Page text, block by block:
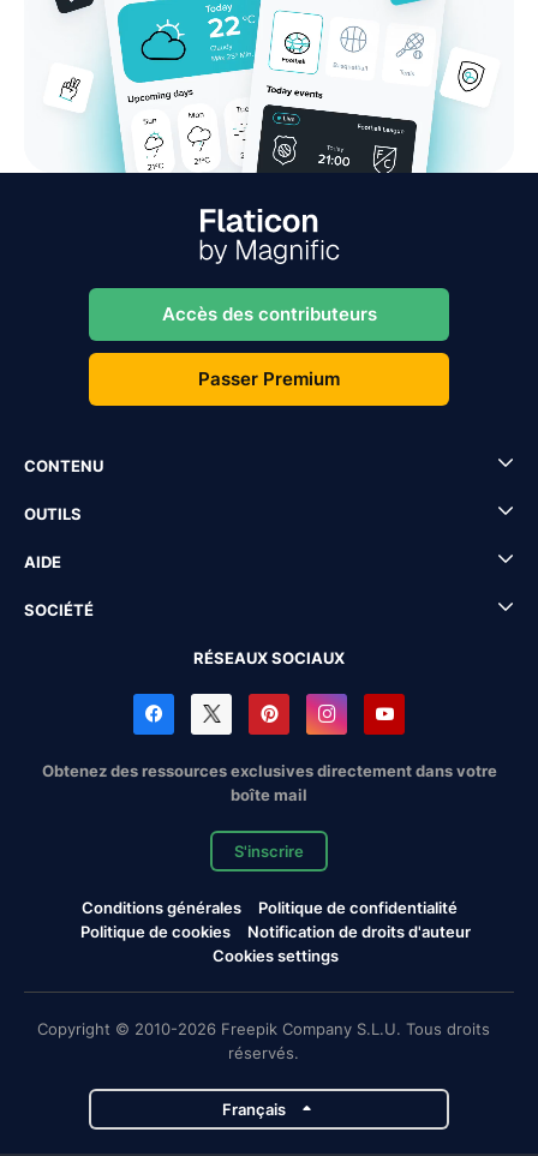
Accès des contributeurs
Passer Premium
CONTENU
OUTILS
AIDE
SOCIÉTÉ
RÉSEAUX SOCIAUX
Obtenez des ressources exclusives directement dans votre
boîte mail
S'inscrire
Conditions générales
Politique de confidentialité
Politique de cookies
Notification de droits d'auteur
Cookies settings
Copyright © 2010-2026 Freepik Company S.L.U. Tous droits
réservés.
Français